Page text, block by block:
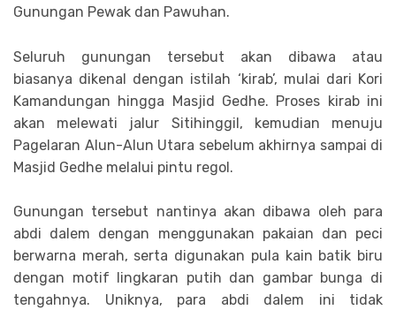
Gunungan Pewak dan Pawuhan.
Seluruh gunungan tersebut akan dibawa atau
biasanya dikenal dengan istilah ‘kirab’, mulai dari Kori
Kamandungan hingga Masjid Gedhe. Proses kirab ini
akan melewati jalur Sitihinggil, kemudian menuju
Pagelaran Alun-Alun Utara sebelum akhirnya sampai di
Masjid Gedhe melalui pintu regol.
Gunungan tersebut nantinya akan dibawa oleh para
abdi dalem dengan menggunakan pakaian dan peci
berwarna merah, serta digunakan pula kain batik biru
dengan motif lingkaran putih dan gambar bunga di
tengahnya. Uniknya, para abdi dalem ini tidak